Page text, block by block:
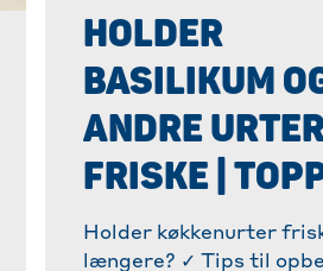
HOLDER
BASILIKUM
ANDRE
FRISKE |
Holder køkkenurter
længere? ✓ Tips til